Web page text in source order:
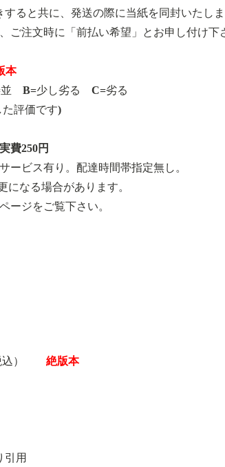
ると共に、発送の際に当紙を同封いたしま
ご注文時に「前払い希望」とお申し付け下
本
B=少し劣る C=劣る
た評価です)
費250円
ービス有り。配達時間帯指定無し。
なる場合があります。
ージをご覧下さい。
込） 絶版本
引用